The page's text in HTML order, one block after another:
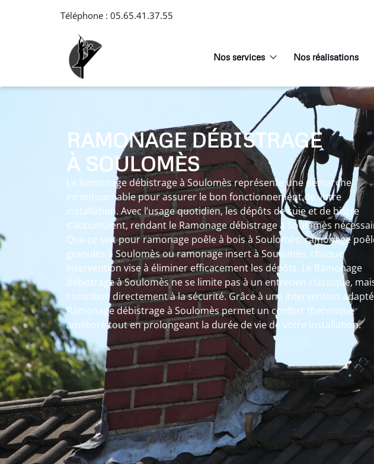
Téléphone : 05.65.41.37.55
Nos services Nos réalisations
RAMONAGE DÉBISTRAGE
À SOULOMÈS
Le Ramonage débistrage à Soulomès représente une démarche
incontournable pour assurer le bon fonctionnement de votre
installation. Avec l’usage quotidien, les dépôts de suie et de bistre
s’accumulent, rendant le Ramonage débistrage à Soulomès
Que ce soit pour ramonage poêle à bois à Soulomès, ramonage
granulés à Soulomès ou ramonage insert à Soulomès, chaque
intervention vise à éliminer efficacement les dépôts. Le Ramonage
débistrage à Soulomès ne se limite pas à un entretien classique,
contribue directement à la sécurité. Grâce à une intervention
Ramonage débistrage à Soulomès permet un confort thermique
amélioré tout en prolongeant la durée de vie de votre installation.